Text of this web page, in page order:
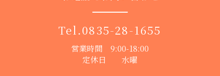
Tel.0835-28-1655
営業時間 9:00-18:00
定休日 水曜